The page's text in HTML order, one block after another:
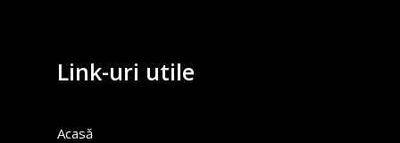
Link-uri utile
Acasă